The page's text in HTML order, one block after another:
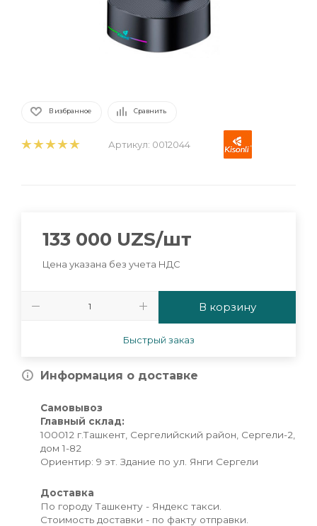
В избранное Сравнить
Артикул: 0012044
133 000 UZS/шт
Цена указана без учета НДС
В корзину
Быстрый заказ
Информация о доставке
Самовывоз
Главный склад:
100012 г.Ташкент, Сергелийский район, Сергели-2,
дом 1-82
Ориентир: 9 эт. Здание по ул. Янги Сергели
Доставка
По городу Ташкенту - Яндекс такси.
Стоимость доставки - по факту отправки.